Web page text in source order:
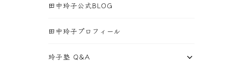
田中玲子公式BLOG
田中玲子プロフィール
玲子塾 Q&A